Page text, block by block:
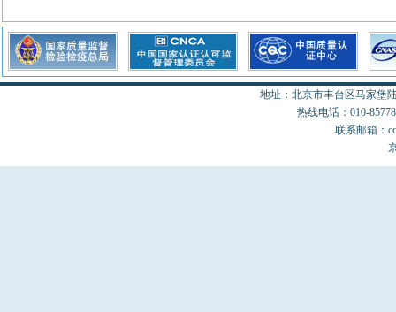
地址：北京市丰台区马家堡
热线电话：010-
联系邮箱：